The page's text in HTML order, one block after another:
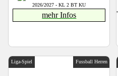
2026/2027 - KL 2 BT KU
mehr Infos
Liga-Spiel Fussball Herren